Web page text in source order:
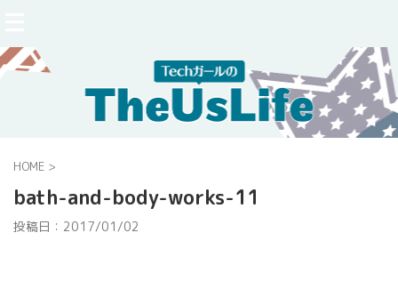
HOME >
bath-and-body-works-11
投稿日： 2017/01/02